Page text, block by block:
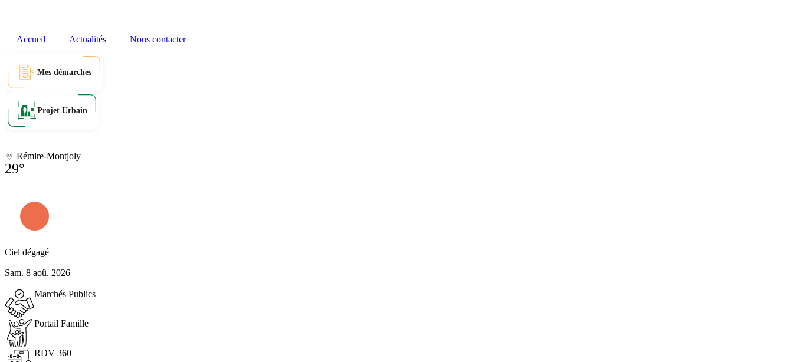
Accueil Actualités Nous contacter
Mes démarches
Projet Urbain
Rémire-Montjoly
29°
Ciel dégagé
Sam. 8 aoû. 2026
Marchés Publics
Portail Famille
RDV 360